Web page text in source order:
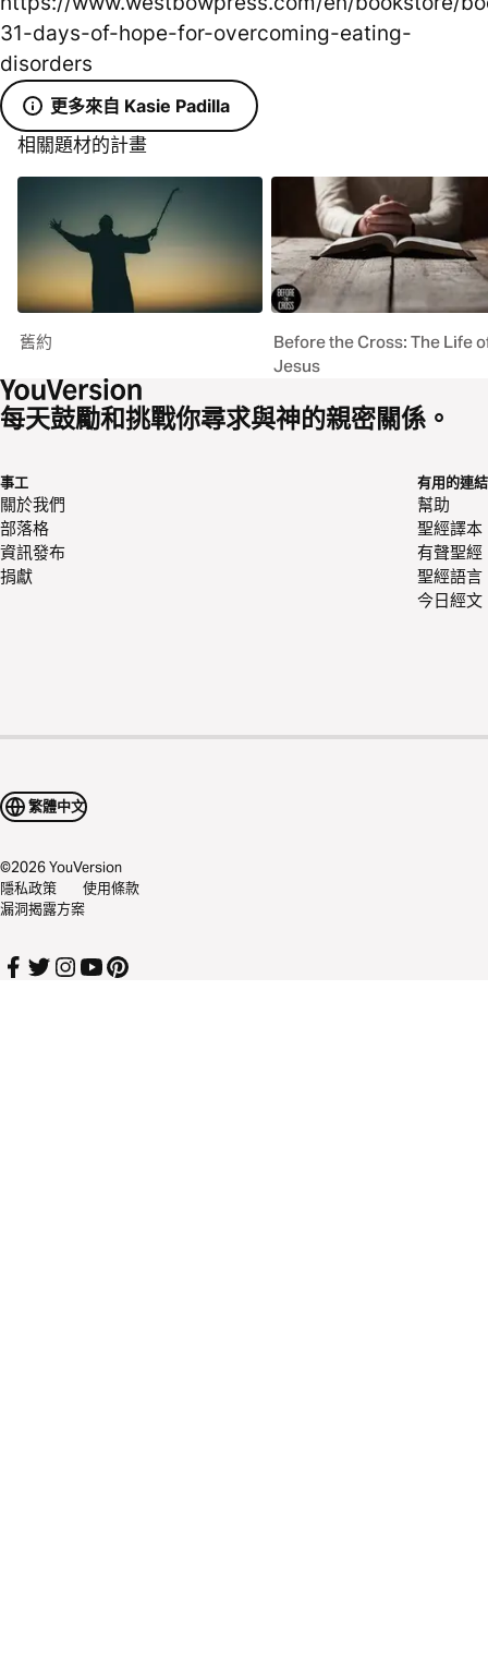
31-days-of-hope-for-overcoming-eating-
disorders
更多來自 Kasie Padilla
相關題材的計畫
舊約
Before the Cross: The Life
Jesus
每天鼓勵和挑戰你尋求與神的親密關係。
事工
關於我們
部落格
資訊發布
捐獻
有用的連結
幫助
聖經譯本
有聲聖經
聖經語言
今日經文
繁體中文
©2026YouVersion
隱私政策
使用條款
漏洞揭露方案